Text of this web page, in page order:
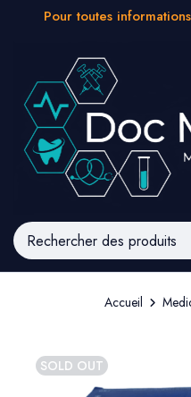
Pour toutes
Accueil
SOLD OUT